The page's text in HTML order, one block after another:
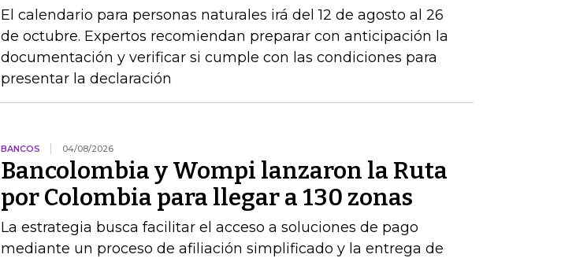
El calendario para personas naturales irá del 12 de agosto al 26
de octubre. Expertos recomiendan preparar con anticipación la
documentación y verificar si cumple con las condiciones para
presentar la declaración
BANCOS 04/08/2026
Bancolombia y Wompi lanzaron la Ruta
por Colombia para llegar a 130 zonas
La estrategia busca facilitar el acceso a soluciones de pago
mediante un proceso de afiliación simplificado y la entrega de